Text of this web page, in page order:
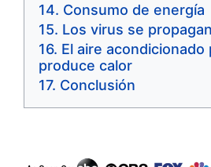
Consumo de energía
Los virus se propagan
El aire
produce calor
Conclusión